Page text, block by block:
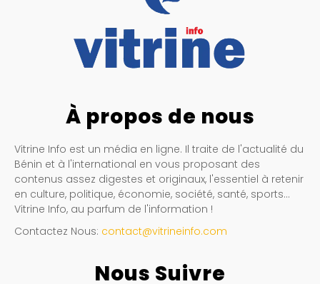
À propos de nous
Vitrine Info est un média en ligne. Il traite de l'actualité du
Bénin et à l'international en vous proposant des
contenus assez digestes et originaux, l'essentiel à retenir
en culture, politique, économie, société, santé, sports…
Vitrine Info, au parfum de l'information !
Contactez Nous: contact@vitrineinfo.com
Nous Suivre